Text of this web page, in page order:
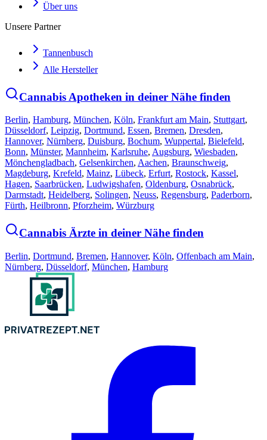
Über uns
Unsere Partner
Tannenbusch
Alle Hersteller
Cannabis Apotheken in deiner Nähe finden
Berlin, Hamburg, München, Köln, Frankfurt am Main, Stuttgart,
Düsseldorf, Leipzig, Dortmund, Essen, Bremen, Dresden,
Hannover, Nürnberg, Duisburg, Bochum, Wuppertal, Bielefeld,
Bonn, Münster, Mannheim, Karlsruhe, Augsburg, Wiesbaden,
Mönchengladbach, Gelsenkirchen, Aachen, Braunschweig,
Magdeburg, Krefeld, Mainz, Lübeck, Erfurt, Rostock, Kassel,
Hagen, Saarbrücken, Ludwigshafen, Oldenburg, Osnabrück,
Darmstadt, Heidelberg, Solingen, Neuss, Regensburg, Paderborn,
Fürth, Heilbronn, Pforzheim, Würzburg
Cannabis Ärzte in deiner Nähe finden
Berlin, Dortmund, Bremen, Hannover, Köln, Offenbach am Main,
Nürnberg, Düsseldorf, München, Hamburg